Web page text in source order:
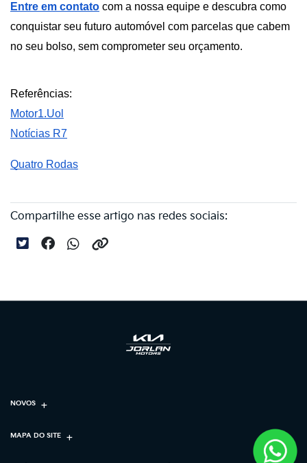
Entre em contato com a nossa equipe e descubra como
conquistar seu futuro automóvel com parcelas que cabem
no seu bolso, sem comprometer seu orçamento.
Referências:
Motor1.Uol
Notícias R7
Quatro Rodas
Compartilhe esse artigo nas redes sociais:
NOVOS
MAPA DO SITE